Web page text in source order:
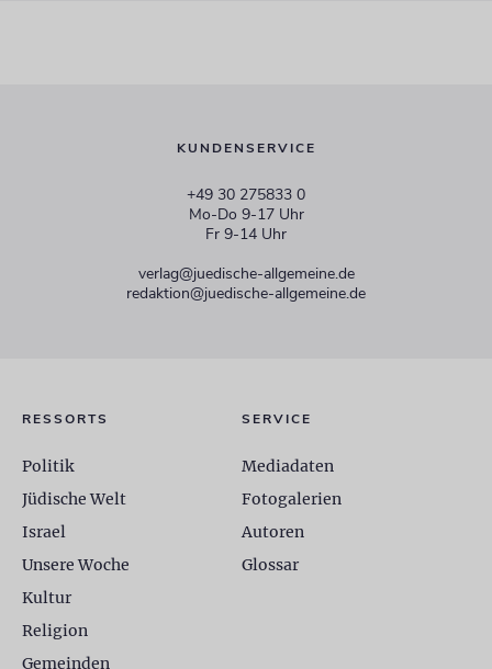
KUNDENSERVICE
+49 30 275833 0
Mo-Do 9-17 Uhr
Fr 9-14 Uhr
verlag@juedische-allgemeine.de
redaktion@juedische-allgemeine.de
RESSORTS
Politik
Jüdische Welt
Israel
Unsere Woche
Kultur
Religion
Gemeinden
SERVICE
Mediadaten
Fotogalerien
Autoren
Glossar